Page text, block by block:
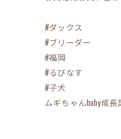
#ダックス
#ブリーダー
#福岡
#るぴなす
#子犬
ムギちゃんbaby成長